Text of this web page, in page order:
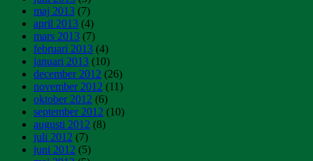
maj 2013 (7)
april 2013 (4)
mars 2013 (7)
februari 2013 (4)
januari 2013 (10)
december 2012 (26)
november 2012 (11)
oktober 2012 (6)
september 2012 (10)
augusti 2012 (8)
juli 2012 (7)
juni 2012 (5)